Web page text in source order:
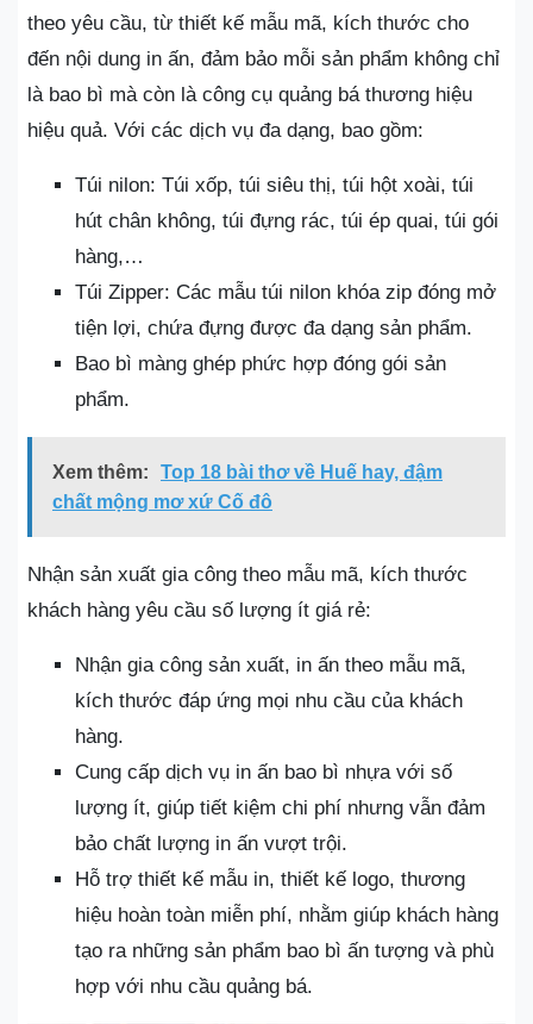
theo yêu cầu, từ thiết kế mẫu mã, kích thước cho
đến nội dung in ấn, đảm bảo mỗi sản phẩm không chỉ
là bao bì mà còn là công cụ quảng bá thương hiệu
hiệu quả. Với các dịch vụ đa dạng, bao gồm:
Túi nilon: Túi xốp, túi siêu thị, túi hột xoài, túi
hút chân không, túi đựng rác, túi ép quai, túi gói
hàng,…
Túi Zipper: Các mẫu túi nilon khóa zip đóng mở
tiện lợi, chứa đựng được đa dạng sản phẩm.
Bao bì màng ghép phức hợp đóng gói sản
phẩm.
Xem thêm:
Top 18 bài thơ về Huế hay, đậm
chất mộng mơ xứ Cố đô
Nhận sản xuất gia công theo mẫu mã, kích thước
khách hàng yêu cầu số lượng ít giá rẻ:
Nhận gia công sản xuất, in ấn theo mẫu mã,
kích thước đáp ứng mọi nhu cầu của khách
hàng.
Cung cấp dịch vụ in ấn bao bì nhựa với số
lượng ít, giúp tiết kiệm chi phí nhưng vẫn đảm
bảo chất lượng in ấn vượt trội.
Hỗ trợ thiết kế mẫu in, thiết kế logo, thương
hiệu hoàn toàn miễn phí, nhằm giúp khách hàng
tạo ra những sản phẩm bao bì ấn tượng và phù
hợp với nhu cầu quảng bá.